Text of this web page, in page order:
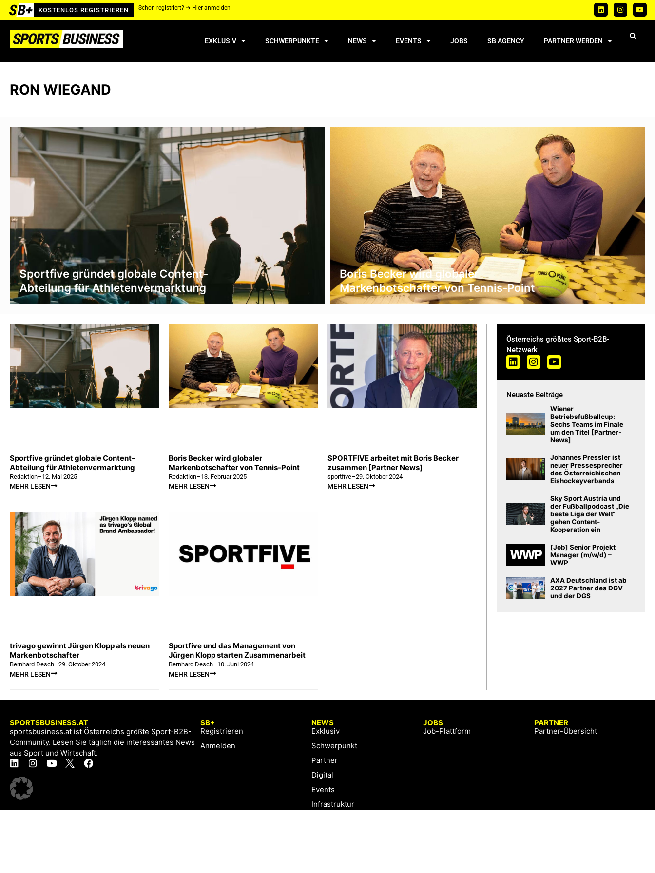
KOSTENLOS REGISTRIEREN Schon registriert? ➔ Hier anmelden
EXKLUSIV SCHWERPUNKTE NEWS EVENTS JOBS SB AGENCY PARTNER WERDEN
RON WIEGAND
Sportfive gründet globale Content-
Abteilung für Athletenvermarktung
Boris Becker wird globaler
Markenbotschafter von Tennis-Point
Sportfive gründet globale Content-
Abteilung für Athletenvermarktung
Redaktion–12. Mai 2025
MEHR LESEN
Boris Becker wird globaler
Markenbotschafter von Tennis-Point
Redaktion–13. Februar 2025
MEHR LESEN
SPORTFIVE arbeitet mit Boris Becker
zusammen [Partner News]
sportfive–29. Oktober 2024
MEHR LESEN
trivago gewinnt Jürgen Klopp als neuen
Markenbotschafter
Bernhard Desch–29. Oktober 2024
MEHR LESEN
Sportfive und das Management von
Jürgen Klopp starten Zusammenarbeit
Bernhard Desch–10. Juni 2024
MEHR LESEN
Österreichs größtes Sport-B2B-
Netzwerk
Neueste Beiträge
Wiener
Betriebsfußballcup:
Sechs Teams im Finale
um den Titel [Partner-
News]
Johannes Pressler ist
neuer Pressesprecher
des Österreichischen
Eishockeyverbands
Sky Sport Austria und
der Fußballpodcast „Die
beste Liga der Welt“
gehen Content-
Kooperation ein
[Job] Senior Projekt
Manager (m/w/d) –
WWP
AXA Deutschland ist ab
2027 Partner des DGV
und der DGS
SPORTSBUSINESS.AT
sportsbusiness.at ist Österreichs größte Sport-B2B-
Community. Lesen Sie täglich die interessantes News
aus Sport und Wirtschaft.
SB+
Registrieren
Anmelden
NEWS
Exklusiv
Schwerpunkt
Partner
Digital
Events
Infrastruktur
JOBS
Job-Plattform
PARTNER
Partner-Übersicht